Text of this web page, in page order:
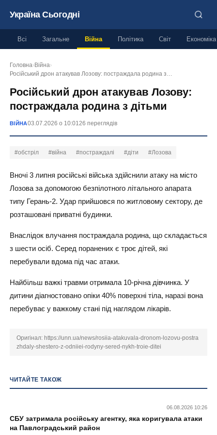
Україна Сьогодні
Всі Загальне Війна Політика Світ Економіка
Головна› Війна›
Російський дрон атакував Лозову: постраждала родина з…
Російський дрон атакував Лозову:
постраждала родина з дітьми
ВІЙНА03.07.2026 о 10:0126 переглядів
#обстріл #війна #постраждалі #діти #Лозова
Вночі 3 липня російські війська здійснили атаку на місто
Лозова за допомогою безпілотного літального апарата
типу Герань-2. Удар прийшовся по житловому сектору, де
розташовані приватні будинки.
Внаслідок влучання постраждала родина, що складається
з шести осіб. Серед поранених є троє дітей, які
перебували вдома під час атаки.
Найбільш важкі травми отримала 10-річна дівчинка. У
дитини діагностовано опіки 40% поверхні тіла, наразі вона
перебуває у важкому стані під наглядом лікарів.
Оригінал: https://unn.ua/news/rosiia-atakuvala-dronom-lozovu-postra
zhdaly-shestero-z-odniiei-rodyny-sered-nykh-troie-ditei
ЧИТАЙТЕ ТАКОЖ
06.08.2026 10:26
СБУ затримала російську агентку, яка коригувала атаки
на Павлоградський район